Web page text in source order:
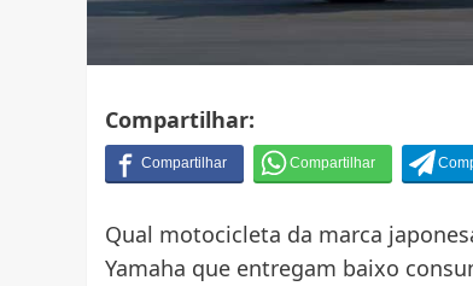
Compartilhar:
Qual motocicleta da marca
Yamaha que entregam baixo